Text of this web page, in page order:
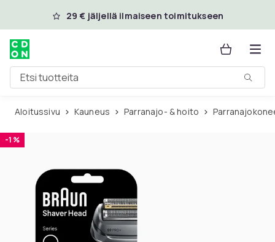
Ohita ja siirry pääsisältöön
29 € jäljellä ilmaiseen toimitukseen
Etsi tuotteita
Aloitussivu Kauneus Parranajo- & hoito
-1 %